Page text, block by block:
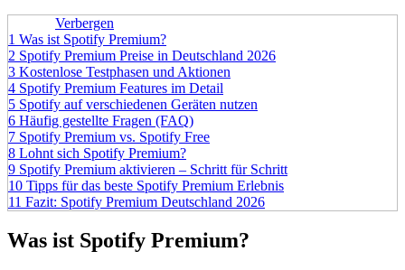
Verbergen
1 Was ist Spotify Premium?
2 Spotify Premium Preise in Deutschland 2026
3 Kostenlose Testphasen und Aktionen
4 Spotify Premium Features im Detail
5 Spotify auf verschiedenen Geräten nutzen
6 Häufig gestellte Fragen (FAQ)
7 Spotify Premium vs. Spotify Free
8 Lohnt sich Spotify Premium?
9 Spotify Premium aktivieren – Schritt für Schritt
10 Tipps für das beste Spotify Premium Erlebnis
11 Fazit: Spotify Premium Deutschland 2026
Was ist Spotify Premium?